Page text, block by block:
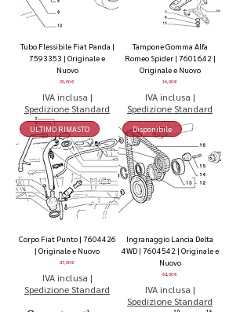
Tubo Flessibile Fiat Panda |
7593353 | Originale e
Nuovo
Prezzo
20,00 €
IVA inclusa |
Spedizione Standard
Tampone Gomma Alfa
Romeo Spider | 7601642 |
Originale e Nuovo
Prezzo
16,00 €
IVA inclusa |
Spedizione Standard
ULTIMO RIMASTO
Corpo Fiat Punto | 7604426
| Originale e Nuovo
Prezzo
47,00 €
IVA inclusa |
Spedizione Standard
Disponibile
Ingranaggio Lancia Delta
4WD | 7604542 | Originale e
Nuovo
Prezzo
64,00 €
IVA inclusa |
Spedizione Standard